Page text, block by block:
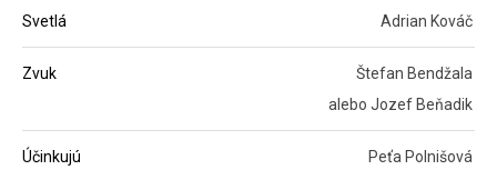
Svetlá Adrian Kováč
Zvuk
Štefan Bendžala
alebo Jozef Beňadik
Účinkujú
Peťa Polnišová